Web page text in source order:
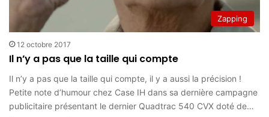
Zapping
12 octobre 2017
Il n’y a pas que la taille qui compte
Il n’y a pas que la taille qui compte, il y a aussi la précision !
Petite note d’humour chez Case IH dans sa dernière campagne
publicitaire présentant le dernier Quadtrac 540 CVX doté de…